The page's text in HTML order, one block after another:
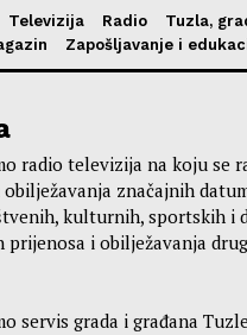
Televizija Radio Tuzla,
Zapošljavanje i
radio televizija na koju se
obilježavanja značajnih
kulturnih, sportskih i
prijenosa i obilježavanja
servis grada i građana